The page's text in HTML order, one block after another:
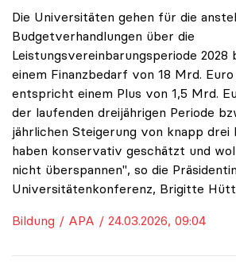
Die Universitäten gehen für die
Budgetverhandlungen über die
Leistungsvereinbarungsperiode 2028
einem Finanzbedarf von 18 Mrd. Euro
entspricht einem Plus von 1,5 Mrd.
der laufenden dreijährigen Periode
jährlichen Steigerung von knapp drei
haben konservativ geschätzt und
nicht überspannen", so die
Universitätenkonferenz, Brigitte
Bildung / APA / 24.03.2026, 09:04